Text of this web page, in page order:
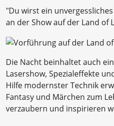
"Du wirst ein
an der Show auf der Land of
Die Nacht beinhaltet auch
Lasershow, Spezialeffekte
Hilfe modernster Technik
Fantasy und Märchen zum
verzaubern und inspirieren